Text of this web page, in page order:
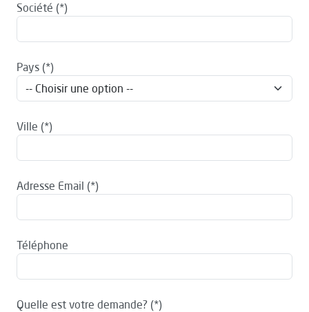
Société
Pays
Ville
Adresse Email
Téléphone
Quelle est votre demande?